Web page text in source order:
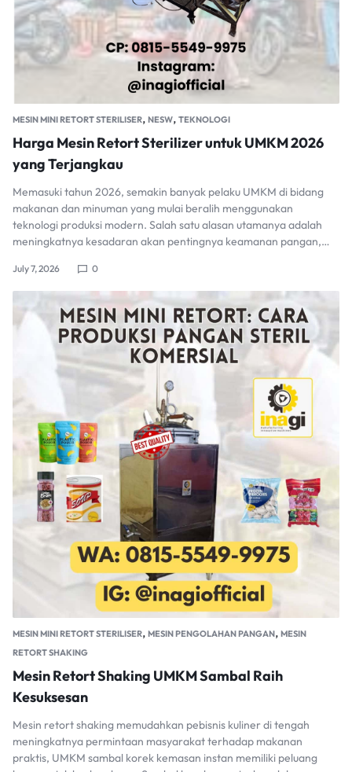
MESIN MINI RETORT STERILISER, NESW, TEKNOLOGI
Harga Mesin Retort Sterilizer untuk UMKM 2026
yang Terjangkau
Memasuki tahun 2026, semakin banyak pelaku UMKM di bidang
makanan dan minuman yang mulai beralih menggunakan
teknologi produksi modern. Salah satu alasan utamanya adalah
meningkatnya kesadaran akan pentingnya keamanan pangan,…
July 7, 2026 0
MESIN MINI RETORT STERILISER, MESIN PENGOLAHAN PANGAN, MESIN
RETORT SHAKING
Mesin Retort Shaking UMKM Sambal Raih
Kesuksesan
Mesin retort shaking memudahkan pebisnis kuliner di tengah
meningkatnya permintaan masyarakat terhadap makanan
praktis, UMKM sambal korek kemasan instan memiliki peluang